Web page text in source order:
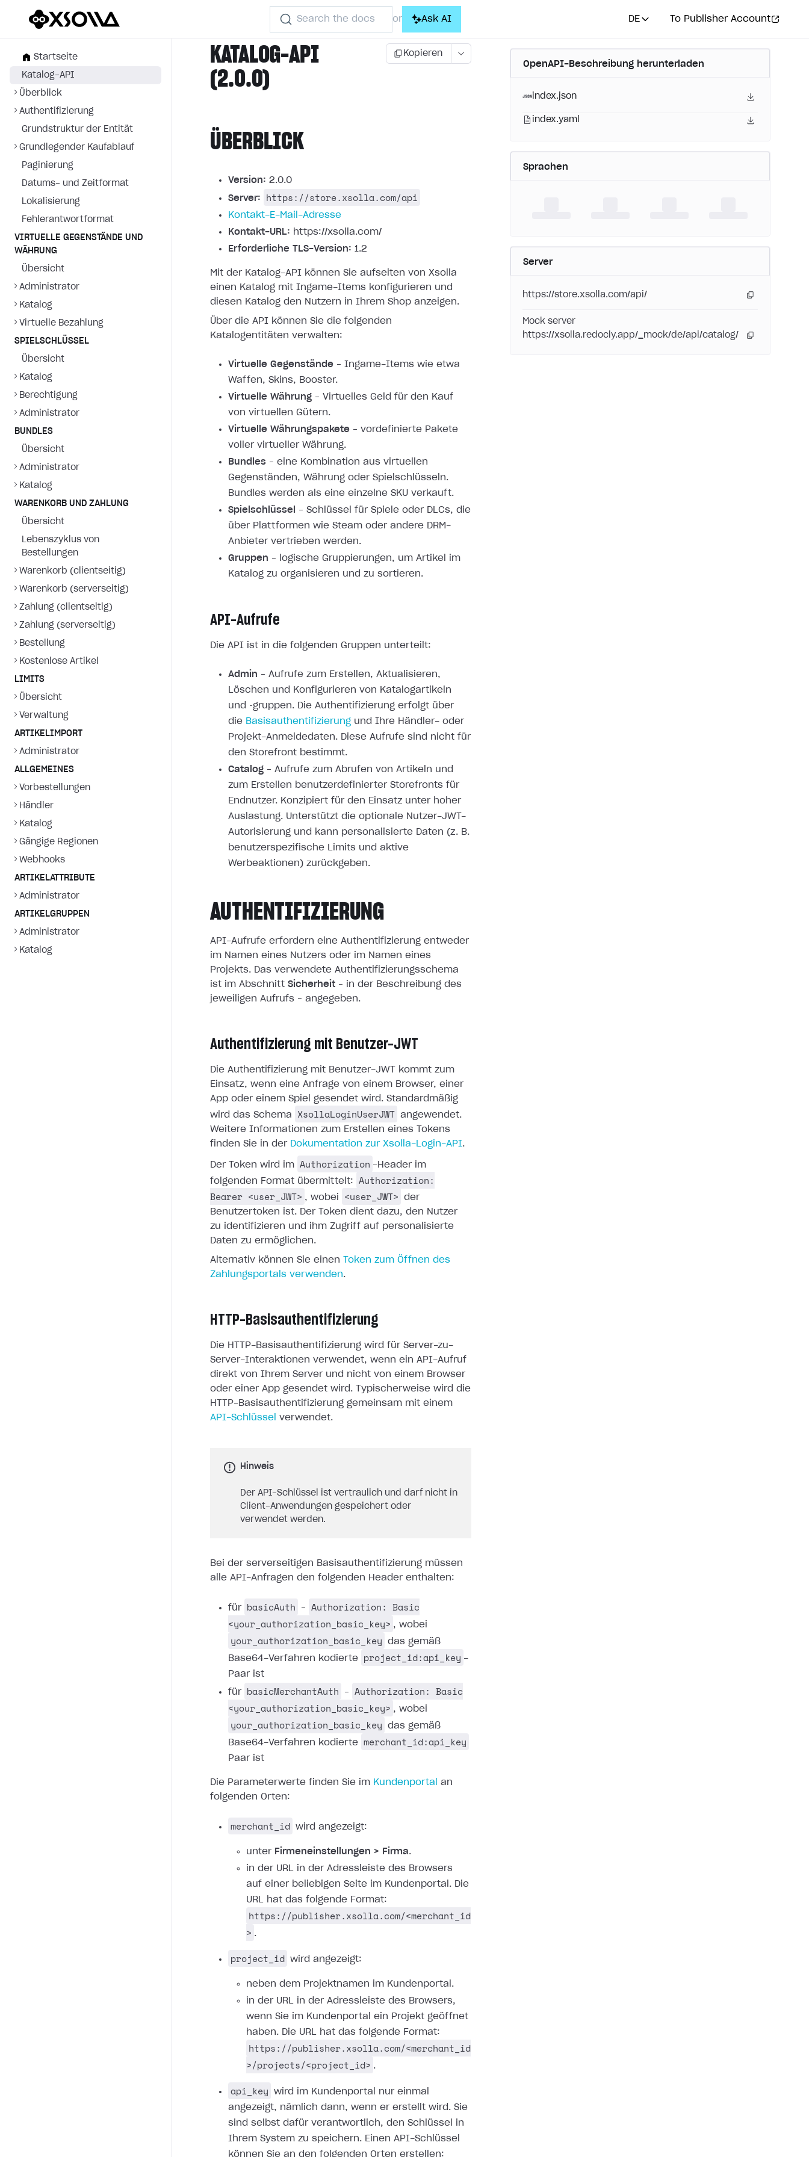
Search the docs or Ask AI DE To Publisher Account
Startseite
Katalog-API
Überblick
Authentifizierung
Grundstruktur der Entität
Grundlegender Kaufablauf
Paginierung
Datums- und Zeitformat
Lokalisierung
Fehlerantwortformat
VIRTUELLE GEGENSTÄNDE UND
WÄHRUNG
Übersicht
Administrator
Katalog
Virtuelle Bezahlung
SPIELSCHLÜSSEL
Übersicht
Katalog
Berechtigung
Administrator
BUNDLES
Übersicht
Administrator
Katalog
WARENKORB UND ZAHLUNG
Übersicht
Lebenszyklus von
Bestellungen
Warenkorb (clientseitig)
Warenkorb (serverseitig)
Zahlung (clientseitig)
Zahlung (serverseitig)
Bestellung
Kostenlose Artikel
LIMITS
Übersicht
Verwaltung
ARTIKELIMPORT
Administrator
ALLGEMEINES
Vorbestellungen
Händler
Katalog
Gängige Regionen
Webhooks
ARTIKELATTRIBUTE
Administrator
ARTIKELGRUPPEN
Administrator
Katalog
KATALOG-API
(2.0.0)
Kopieren
ÜBERBLICK
Version: 2.0.0
Server:
https://store.xsolla.com/api
Kontakt-E-Mail-Adresse
Kontakt-URL: https://xsolla.com/
Erforderliche TLS-Version: 1.2
Mit der Katalog-API können Sie aufseiten von Xsolla
einen Katalog mit Ingame-Items konfigurieren und
diesen Katalog den Nutzern in Ihrem Shop anzeigen.
Über die API können Sie die folgenden
Katalogentitäten verwalten:
Virtuelle Gegenstände – Ingame-Items wie etwa
Waffen, Skins, Booster.
Virtuelle Währung – Virtuelles Geld für den Kauf
von virtuellen Gütern.
Virtuelle Währungspakete – vordefinierte Pakete
voller virtueller Währung.
Bundles – eine Kombination aus virtuellen
Gegenständen, Währung oder Spielschlüsseln.
Bundles werden als eine einzelne SKU verkauft.
Spielschlüssel
– Schlüssel für Spiele oder DLCs, die
über Plattformen wie Steam oder andere DRM-
Anbieter vertrieben werden.
Gruppen – logische Gruppierungen, um Artikel im
Katalog zu organisieren und zu sortieren.
API-Aufrufe
Die API ist in die folgenden Gruppen unterteilt:
Admin – Aufrufe zum Erstellen, Aktualisieren,
Löschen und Konfigurieren von Katalogartikeln
und ‑gruppen. Die Authentifizierung erfolgt über
die Basisauthentifizierung und Ihre Händler- oder
Projekt-Anmeldedaten. Diese Aufrufe sind nicht für
den Storefront bestimmt.
Catalog – Aufrufe zum Abrufen von Artikeln und
zum Erstellen benutzerdefinierter Storefronts für
Endnutzer. Konzipiert für den Einsatz unter hoher
Auslastung. Unterstützt die optionale Nutzer-JWT-
Autorisierung und kann personalisierte Daten (z. B.
benutzerspezifische Limits und aktive
Werbeaktionen) zurückgeben.
AUTHENTIFIZIERUNG
API-Aufrufe erfordern eine Authentifizierung entweder
im Namen eines Nutzers oder im Namen eines
Projekts. Das verwendete Authentifizierungsschema
ist im Abschnitt Sicherheit – in der Beschreibung des
jeweiligen Aufrufs – angegeben.
Authentifizierung mit Benutzer-JWT
Die Authentifizierung mit Benutzer-JWT kommt zum
Einsatz, wenn eine Anfrage von einem Browser, einer
App oder einem Spiel gesendet wird. Standardmäßig
wird das Schema
XsollaLoginUserJWT angewendet.
Weitere Informationen zum Erstellen eines Tokens
finden Sie in der Dokumentation zur Xsolla-Login-API.
Der Token wird im Authorization -Header im
folgenden Format übermittelt:
Authorization:
Bearer <user_JWT> , wobei <user_JWT>
der
Benutzertoken ist. Der Token dient dazu, den Nutzer
zu identifizieren und ihm Zugriff auf personalisierte
Daten zu ermöglichen.
Alternativ können Sie einen
Token zum Öffnen des
Zahlungsportals verwenden.
HTTP-Basisauthentifizierung
Die HTTP-Basisauthentifizierung wird für Server-zu-
Server-Interaktionen verwendet, wenn ein API-Aufruf
direkt von Ihrem Server und nicht von einem Browser
oder einer App gesendet wird. Typischerweise wird die
HTTP-Basisauthentifizierung gemeinsam mit einem
API-Schlüssel verwendet.
Hinweis
Der API-Schlüssel ist vertraulich und darf nicht in
Client-Anwendungen gespeichert oder
verwendet werden.
Bei der serverseitigen Basisauthentifizierung müssen
alle API-Anfragen den folgenden Header enthalten:
für basicAuth –
Authorization: Basic
<your_authorization_basic_key> , wobei
your_authorization_basic_key
das gemäß
Base64-Verfahren kodierte
project_id:api_key -
Paar ist
für basicMerchantAuth –
Authorization: Basic
<your_authorization_basic_key> , wobei
your_authorization_basic_key
das gemäß
Base64-Verfahren kodierte merchant_id:api_key
Paar ist
Die Parameterwerte finden Sie im Kundenportal
an
folgenden Orten:
merchant_id wird angezeigt:
unter Firmeneinstellungen > Firma.
in der URL in der Adressleiste des Browsers
auf einer beliebigen Seite im Kundenportal. Die
URL hat das folgende Format:
https://publisher.xsolla.com/<merchant_id
> .
project_id wird angezeigt:
neben dem Projektnamen im Kundenportal.
in der URL in der Adressleiste des Browsers,
wenn Sie im Kundenportal ein Projekt geöffnet
haben. Die URL hat das folgende Format:
https://publisher.xsolla.com/<merchant_id
>/projects/<project_id> .
api_key
wird im Kundenportal nur einmal
angezeigt, nämlich dann, wenn er erstellt wird. Sie
sind selbst dafür verantwortlich, den Schlüssel in
Ihrem System zu speichern. Einen API-Schlüssel
können Sie an den folgenden Orten erstellen:
OpenAPI-Beschreibung herunterladen
index.json
index.yaml
Sprachen
Server
https://store.xsolla.com/api/
Mock server
https://xsolla.redocly.app/_mock/de/api/catalog/